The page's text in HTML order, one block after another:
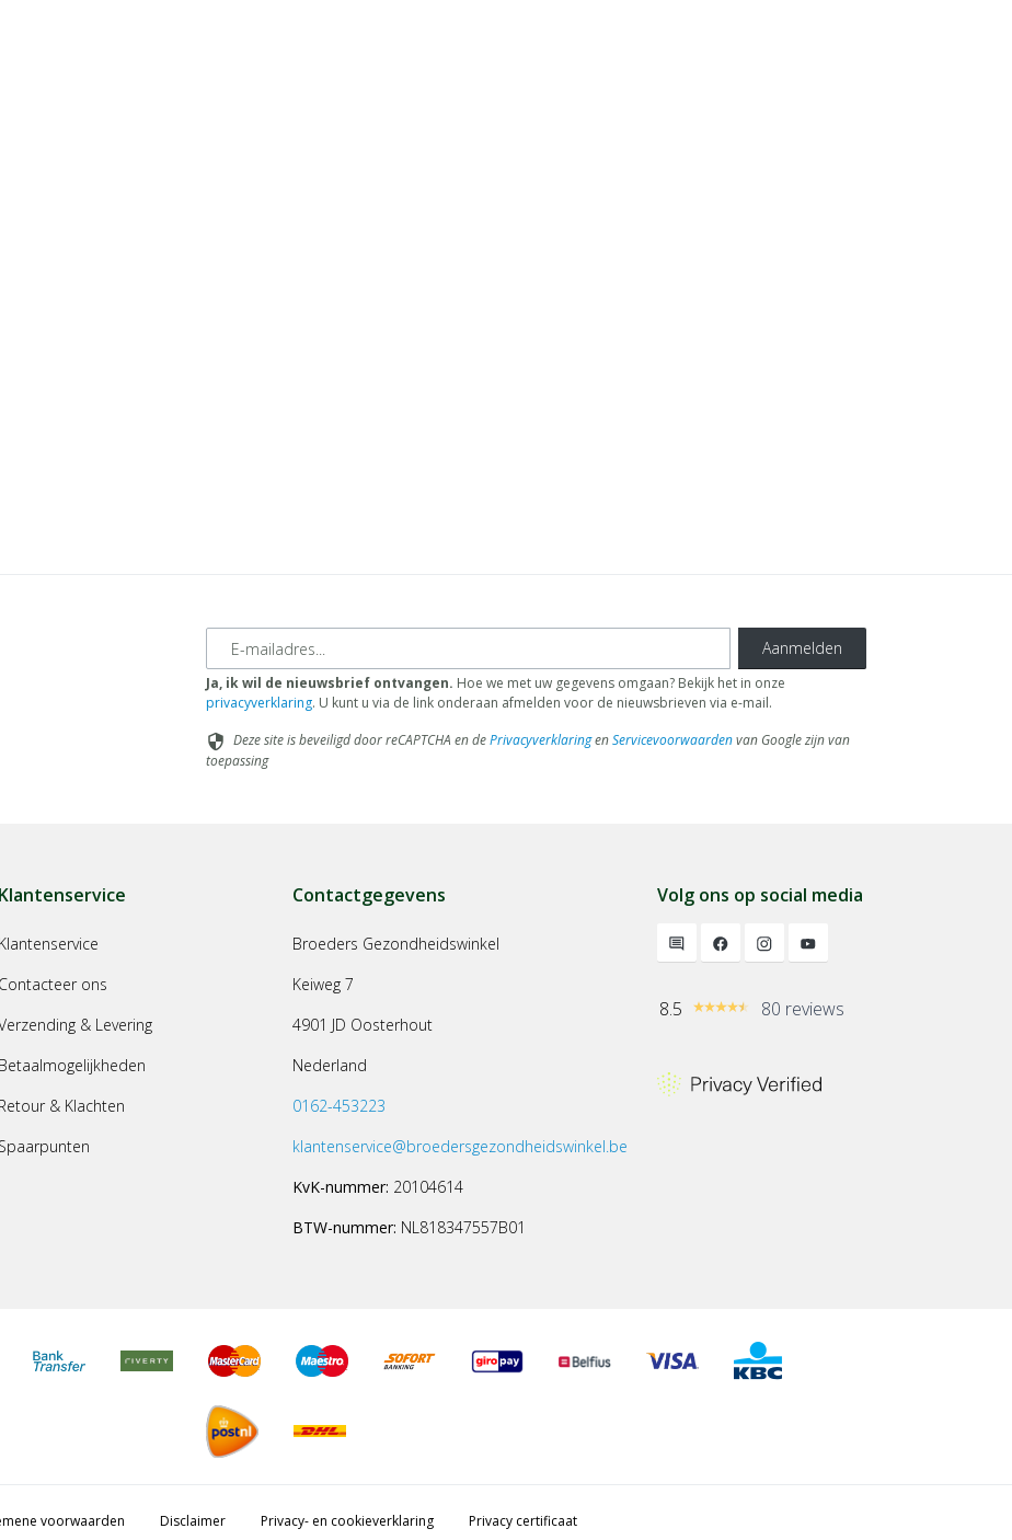
E-mailadres Aanmelden
Ja, ik wil de nieuwsbrief ontvangen. Hoe we met uw gegevens omgaan? Bekijk het in onze
privacyverklaring. U kunt u via de link onderaan afmelden voor de nieuwsbrieven via e-mail.
security Deze site is beveiligd door reCAPTCHA en dePrivacyverklaringenServicevoorwaardenvan Google zijn van
toepassing
Klantenservice
Klantenservice
Contacteer ons
& Levering
Betaalmogelijkheden
Retour & Klachten
Spaarpunten
Contactgegevens
Broeders Gezondheidswinkel
Keiweg 7
4901 JD Oosterhout
Nederland
0162-453223
klantenservice@broedersgezondheidswinkel.be
KvK-nummer: 20104614
BTW-nummer: NL818347557B01
Volg ons op social media
8.5 80 reviews
voorwaarden Disclaimer Privacy- en cookieverklaring Privacy certificaat